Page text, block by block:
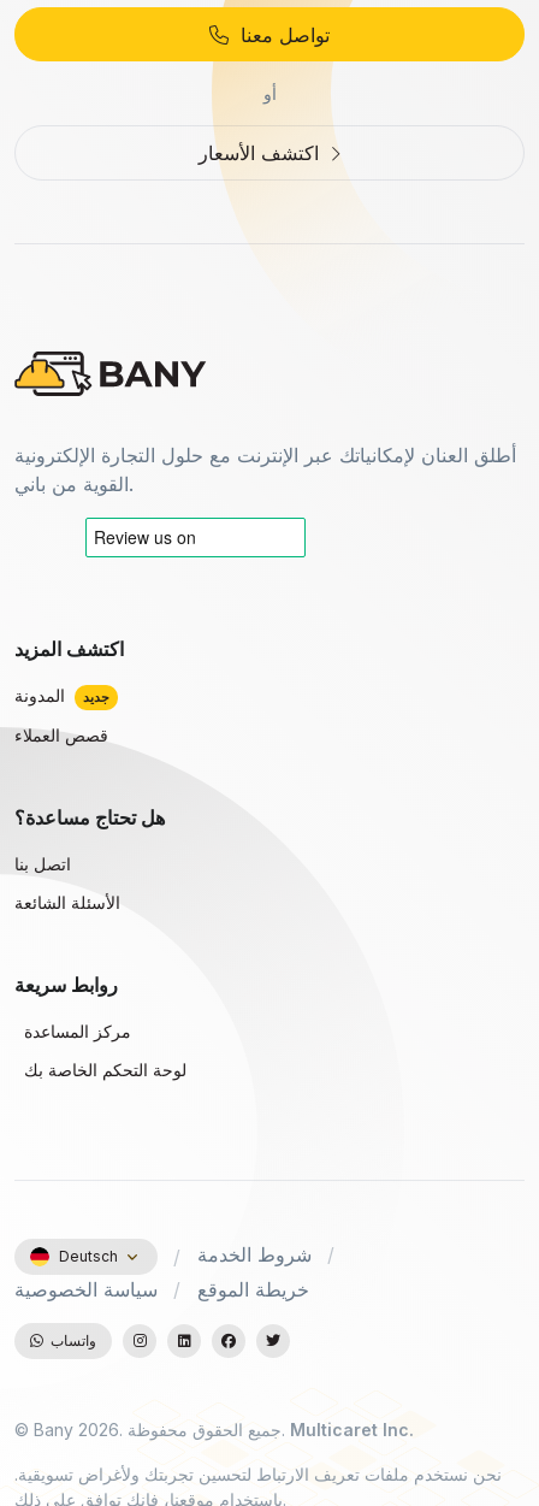
تواصل معنا
أو
أطلق العنان لإمكانياتك عبر الإنترنت مع حلول التجارة الإلكترونية
القوية من باني.
اكتشف المزيد
جديد
قصص العملاء
هل تحتاج مساعدة؟
اتصل بنا
الأسئلة الشائعة
روابط سريعة
مركز المساعدة
لوحة التحكم الخاصة بك
Deutsch
شروط الخدمة
سياسة الخصوصية
خريطة الموقع
واتساب
© Bany 2026. جميع الحقوق محفوظة. Multicaret Inc.
نحن نستخدم ملفات تعريف الارتباط لتحسين تجربتك ولأغراض تسويقية.
باستخدام موقعنا، فإنك توافق على ذلك.